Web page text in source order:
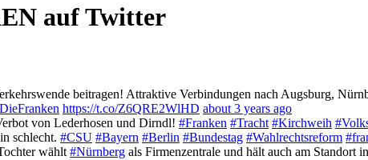
auf Twitter
beitragen! Attraktive Verbindungen nach Augsburg,
https://t.co/Z6QRE2WlHD about 3 years ago
von Lederhosen und Dirndl! #Franken #Tracht #Kirchweih
schlecht. #CSU #Bayern #Berlin #Bundestag #Wahlrechtsreform
wählt #Nürnberg als Firmenzentrale und hält auch am Standort